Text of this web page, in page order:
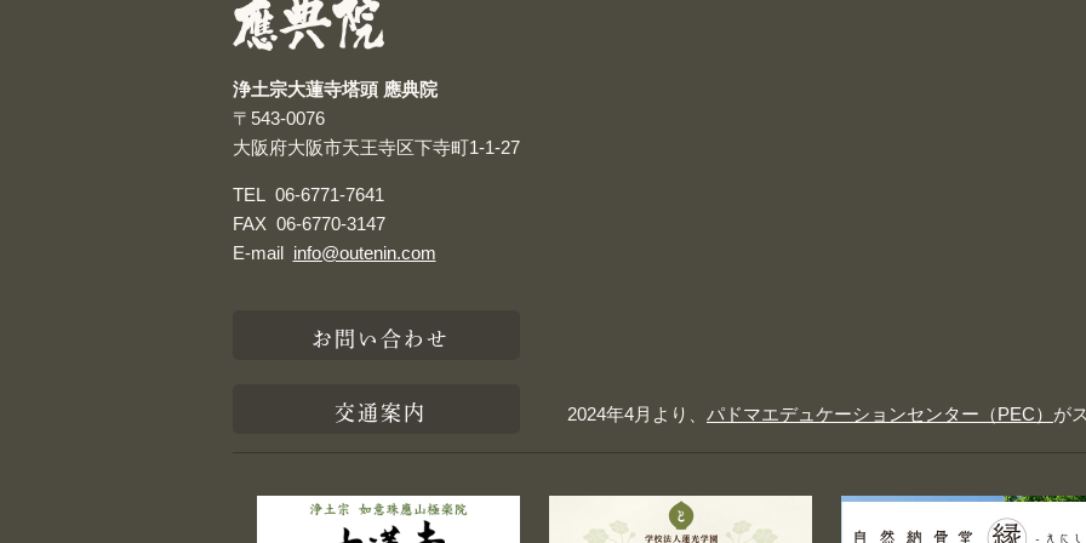
浄土宗大蓮寺塔頭 應典院
〒543-0076
大阪府大阪市天王寺区下寺町1-1-27
TEL 06-6771-7641
FAX 06-6770-3147
E-mail info@outenin.com
お問い合わせ
交通案内 2024年4月より、 パドマエデュケーションセンター（PEC） が